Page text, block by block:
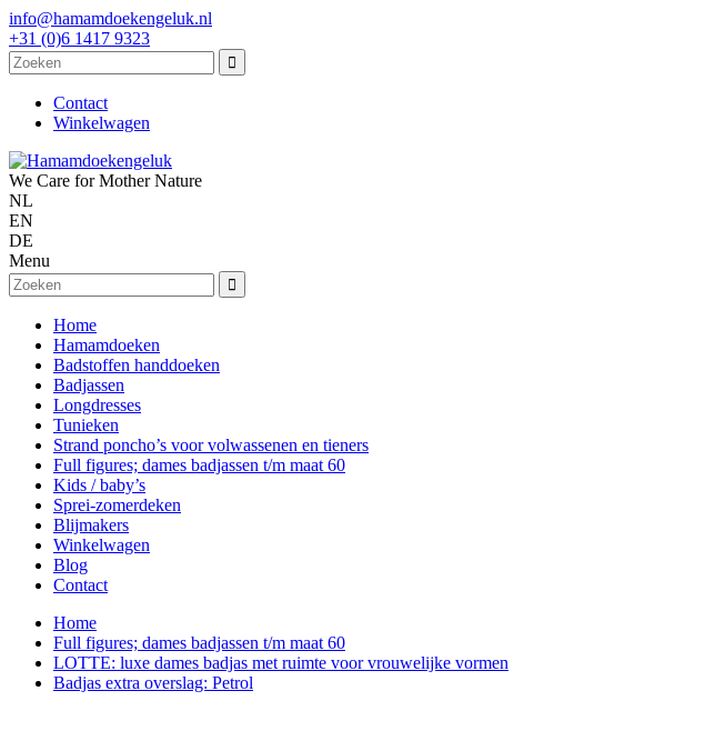
info@hamamdoekengeluk.nl
+31 (0)6 1417 9323
Contact
Winkelwagen
We Care for Mother Nature
NL
EN
DE
Menu
Home
Hamamdoeken
Badstoffen handdoeken
Badjassen
Longdresses
Tunieken
Strand poncho’s voor volwassenen en tieners
Full figures; dames badjassen t/m maat 60
Kids / baby’s
Sprei-zomerdeken
Blijmakers
Winkelwagen
Blog
Contact
Home
Full figures; dames badjassen t/m maat 60
LOTTE: luxe dames badjas met ruimte voor vrouwelijke vormen
Badjas extra overslag: Petrol